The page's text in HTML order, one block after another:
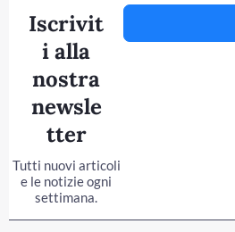
Iscrivit
i alla
nostra
newsle
tter
Tutti nuovi articoli
e le notizie ogni
settimana.